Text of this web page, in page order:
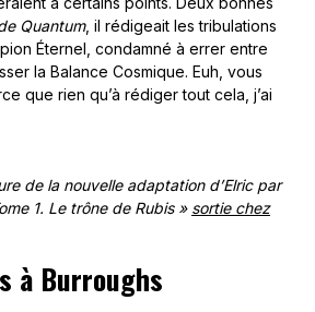
Quantum, il rédigeait les tribulations
Éternel, condamné à errer entre
la Balance Cosmique. Euh, vous
que rien qu’à rédiger tout cela, j’ai
de la nouvelle adaptation d’Elric par
1. Le trône de Rubis » sortie chez
à Burroughs